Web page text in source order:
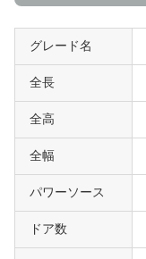
グレード名
全長
全高
全幅
パワーソース
ドア数